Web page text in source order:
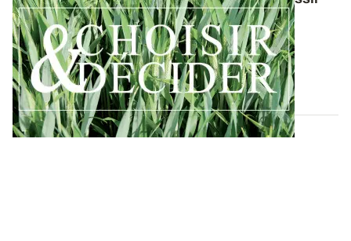
ses interventions au printemps 2026
Retrouvez toutes les préconisations en matière de
protection du triticale contre les...
12 DÉC. 2025